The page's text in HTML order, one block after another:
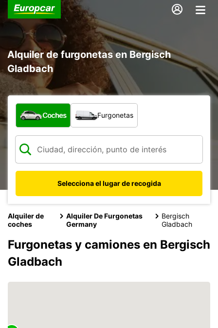
Alquiler de furgonetas en Bergisch
Gladbach
¿Qué tipo de vehículo?
Coches Furgonetas
Selecciona el lugar de recogida
Alquiler de
coches
Alquiler De Furgonetas
Germany
Bergisch
Gladbach
Furgonetas y camiones en Bergisch
Gladbach